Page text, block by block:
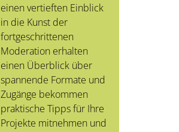
einen vertieften Einblick
in die Kunst der
fortgeschrittenen
Moderation erhalten
einen Überblick über
spannende Formate und
Zugänge bekommen
praktische Tipps für Ihre
Projekte mitnehmen und